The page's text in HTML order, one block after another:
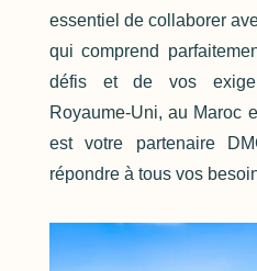
essentiel de collaborer
qui comprend
défis et de vos
Royaume-Uni, au Maroc
est votre partenaire
répondre à tous vos